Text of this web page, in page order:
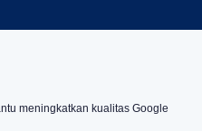
meningkatkan kualitas Google